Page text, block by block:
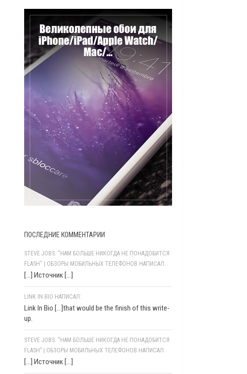
ПОСЛЕДНИЕ КОММЕНТАРИИ
STEVE JOBS: "НАМ БОЛЬШЕ НИКОГДА НЕ ПОНАДОБИТСЯ
FLASH" | ОБЗОРЫ МОБИЛЬНЫХ ТЕЛЕФОНОВ НАПИСАЛ:
[…] Источник […]
LINK IN BIO НАПИСАЛ:
Link In Bio [...]that would be the finish of this write-
up.
STEVE JOBS: “НАМ БОЛЬШЕ НИКОГДА НЕ ПОНАДОБИТСЯ
FLASH” | ОБЗОРЫ МОБИЛЬНЫХ ТЕЛЕФОНОВ НАПИСАЛ:
[…] Источник […]